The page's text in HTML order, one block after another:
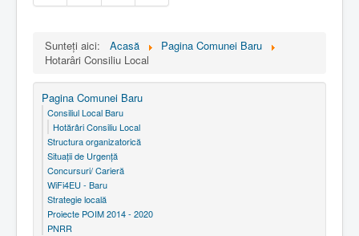
Sunteți aici: Acasă
Pagina Comunei Baru
Hotarâri Consiliu Local
Pagina Comunei Baru
Consiliul Local Baru
Hotărâri Consiliu Local
Structura organizatorică
Situaţii de Urgenţă
Concursuri/ Carieră
WiFi4EU - Baru
Strategie locală
Proiecte POIM 2014 - 2020
PNRR